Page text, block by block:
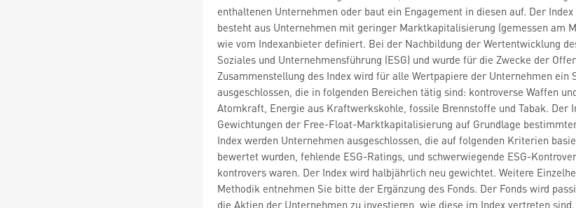
enthaltenen Unternehmen oder baut ein Engagement in diesen auf. Der
besteht aus Unternehmen mit geringer Marktkapitalisierung (gemessen
wie vom Indexanbieter definiert. Bei der Nachbildung der Wertentwicklung
Soziales und Unternehmensführung (ESG) und wurde für die Zwecke der
Zusammenstellung des Index wird für alle Wertpapiere der Unternehmen
ausgeschlossen, die in folgenden Bereichen tätig sind: kontroverse Waffen
Atomkraft, Energie aus Kraftwerkskohle, fossile Brennstoffe und Tabak. Der
Gewichtungen der Free-Float-Marktkapitalisierung auf Grundlage
Index werden Unternehmen ausgeschlossen, die auf folgenden Kriterien
bewertet wurden, fehlende ESG-Ratings, und schwerwiegende ESG-
kontrovers waren. Der Index wird halbjährlich neu gewichtet. Weitere
Methodik entnehmen Sie bitte der Ergänzung des Fonds. Der Fonds wird
die Aktien der Unternehmen zu investieren, wie diese im Index vertreten